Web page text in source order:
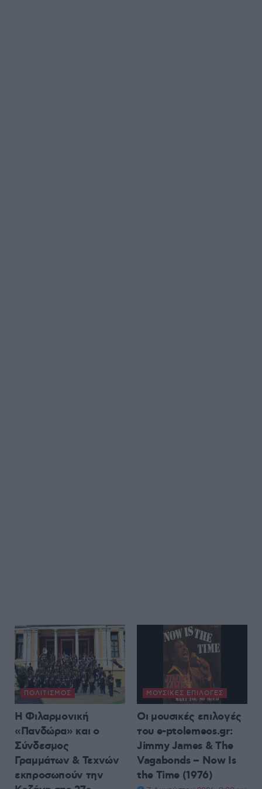
ΠΟΛΙΤΙΣΜΌΣ
Η Φιλαρμονική
«Πανδώρα» και ο
Σύνδεσμος
Γραμμάτων & Τεχνών
εκπροσωπούν την
ΜΟΥΣΙΚΈΣ ΕΠΙΛΟΓΈΣ
Οι μουσικές επιλογές
του e-ptolemeos.gr:
Jimmy James & The
Vagabonds – Now Is
the Time (1976)